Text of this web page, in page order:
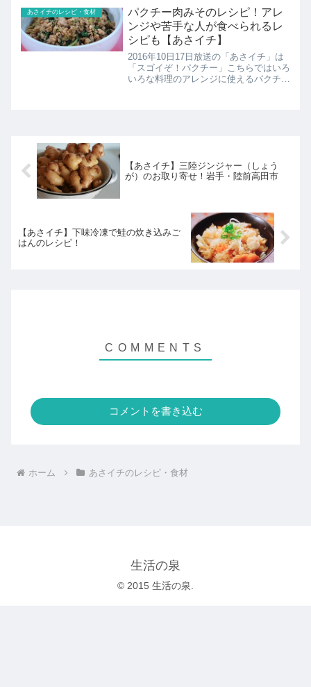
だけ！野菜たっぷりコンテナマリネ食パ
ン乗っける具材アレン...
あさイチのレシピ・食材
パクチー肉みそのレシピ！アレ
ンジや苦手な人が食べられるレ
シピも【あさイチ】
2016年10日17日放送の「あさイチ」は
「スゴイぞ！パクチー」こちらではいろ
いろな料理のアレンジに使えるパクチー
【あさイチ】三陸ジンジャー（しょう
が）のお取り寄せ！岩手・陸前高田市
【あさイチ】下味冷凍で鮭の炊き込みご
はんのレシピ！
コメントを書き込む
ホーム あさイチのレシピ・食材
生活の泉
© 2015 生活の泉.